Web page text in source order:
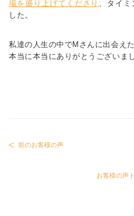
場を盛り上げてくださり 、タイミ
した。
私達の人生の中でMさんに出会え
本当に本当にありがとうございまし
前のお客様の声
お客様の声